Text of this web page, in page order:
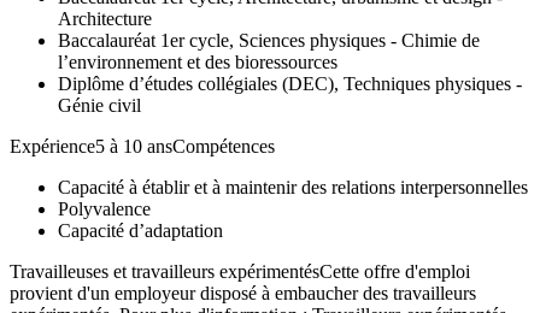
Architecture
Baccalauréat 1er cycle, Sciences physiques - Chimie de
l’environnement et des bioressources
Diplôme d’études collégiales (DEC), Techniques physiques -
Génie civil
Expérience5 à 10 ansCompétences
Capacité à établir et à maintenir des relations interpersonnelles
Polyvalence
Capacité d’adaptation
Travailleuses et travailleurs expérimentésCette offre d'emploi
provient d'un employeur disposé à embaucher des travailleurs